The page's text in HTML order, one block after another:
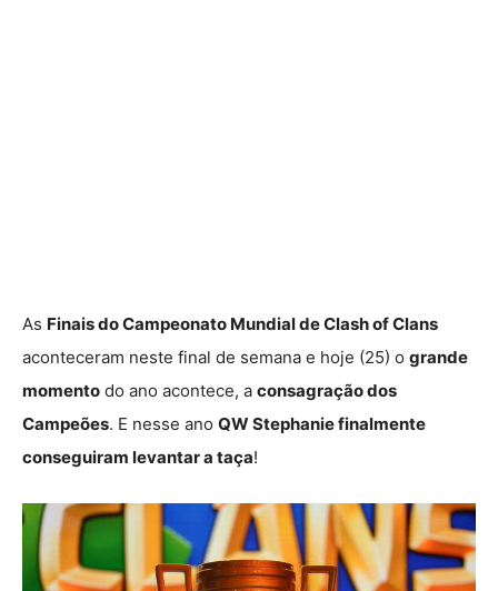
As Finais do Campeonato Mundial de Clash of Clans
aconteceram neste final de semana e hoje (25) o grande
momento do ano acontece, a consagração dos
Campeões. E nesse ano QW Stephanie finalmente
conseguiram levantar a taça!